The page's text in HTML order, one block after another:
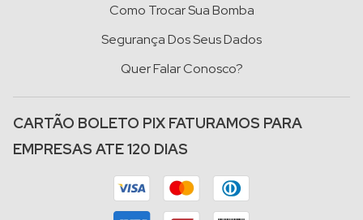
Como Trocar Sua Bomba
Segurança Dos Seus Dados
Quer Falar Conosco?
CARTÃO BOLETO PIX FATURAMOS PARA
EMPRESAS ATE 120 DIAS